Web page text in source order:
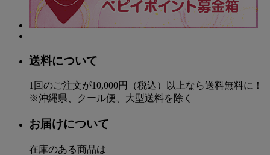
送料について
1回のご注文が10,000円（税込）以上なら送料無料に！
※沖縄県、クール便、大型送料を除く
お届けについて
在庫のある商品は